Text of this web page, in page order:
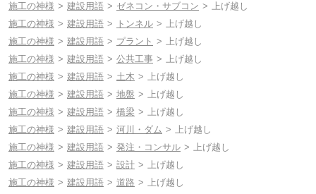
施工の神様
建設用語 ゼネコン・サブコン
上げ越し
施工の神様
建設用語 トンネル
上げ越し
施工の神様
建設用語 プラント
上げ越し
施工の神様
建設用語 公共工事
上げ越し
施工の神様
建設用語 土木
上げ越し
施工の神様
建設用語 地盤
上げ越し
施工の神様
建設用語 橋梁
上げ越し
施工の神様
建設用語 河川・ダム
上げ越し
施工の神様
建設用語 発注・コンサル
上げ越し
施工の神様
建設用語 設計
上げ越し
施工の神様
建設用語 道路
上げ越し